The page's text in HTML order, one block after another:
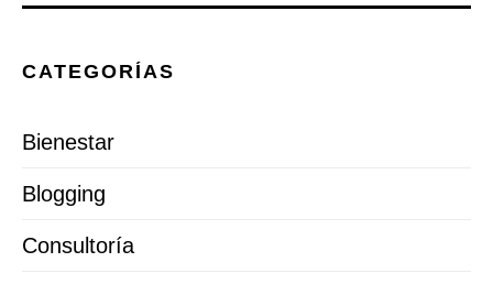
CATEGORÍAS
Bienestar
Blogging
Consultoría